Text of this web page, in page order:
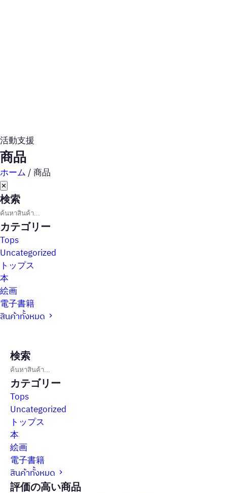
活動支援
商品
ホーム/商品
✕
検索
カテゴリー
Tops
Uncategorized
トップス
本
絵画
電子書籍
สินค้าทั้งหมด
検索
カテゴリー
Tops
Uncategorized
トップス
本
絵画
電子書籍
สินค้าทั้งหมด
評価の高い商品